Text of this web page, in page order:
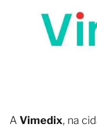
A Vimedix, na